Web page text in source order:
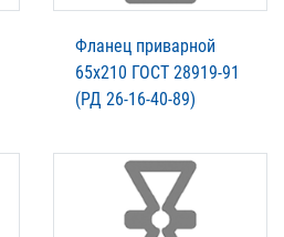
Фланец приварной
65x210 ГОСТ 28919-91
(РД 26-16-40-89)